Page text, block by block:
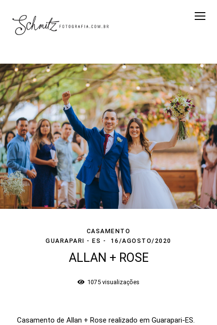
CASAMENTO
GUARAPARI - ES
16/AGOSTO/2020
ALLAN + ROSE
1075 visualizações
Casamento de Allan + Rose realizado em Guarapari-ES.